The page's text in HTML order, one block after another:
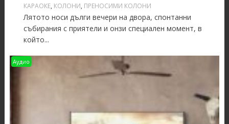
КАРАОКЕ, КОЛОНИ, ПРЕНОСИМИ КОЛОНИ
Лятото носи дълги вечери на двора, спонтанни
събирания с приятели и онзи специален момент, в
който...
Аудио